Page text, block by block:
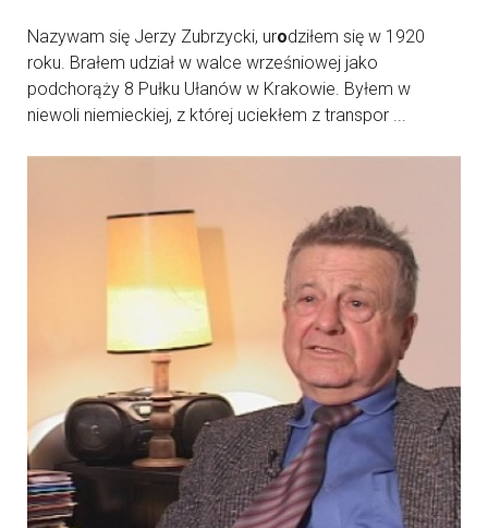
Nazywam się Jerzy Zubrzycki, urodziłem się w 1920
roku. Brałem udział w walce wrześniowej jako
podchorąży 8 Pułku Ułanów w Krakowie. Byłem w
niewoli niemieckiej, z której uciekłem z transpor ...